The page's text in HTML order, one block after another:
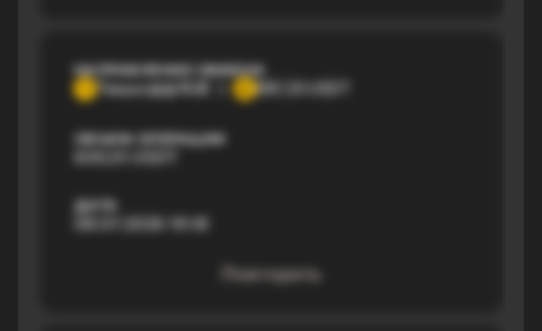
НАПРАВЛЕНИЕ ОБМЕНА
Т
Тинькофф RUB ERC20 USDT
ОБЪЕМ ОПЕРАЦИИ
ДАТА
08.07.2026 19:18
Повторить